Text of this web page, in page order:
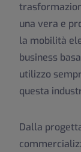
una vera e
la mobilità
business
utilizzo
questa
Dalla